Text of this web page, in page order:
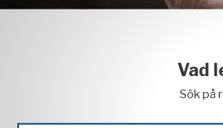
Vad
Sök på